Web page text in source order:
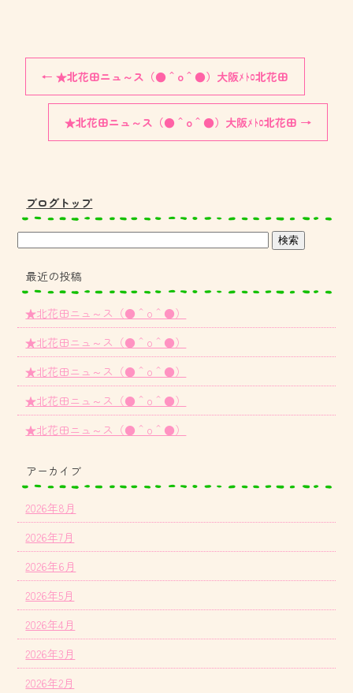
← ★北花田ニュ～ス（●＾o＾●）大阪ﾒﾄﾛ北花田
★北花田ニュ～ス（●＾o＾●）大阪ﾒﾄﾛ北花田 →
ブログトップ
最近の投稿
★北花田ニュ～ス（●＾o＾●）
★北花田ニュ～ス（●＾o＾●）
★北花田ニュ～ス（●＾o＾●）
★北花田ニュ～ス（●＾o＾●）
★北花田ニュ～ス（●＾o＾●）
アーカイブ
2026年8月
2026年7月
2026年6月
2026年5月
2026年4月
2026年3月
2026年2月